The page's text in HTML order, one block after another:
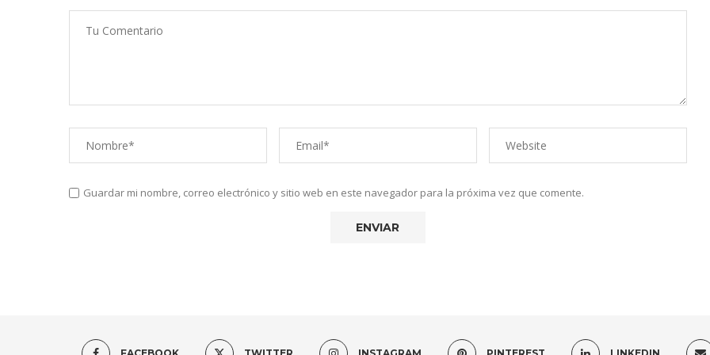
Guardar mi nombre, correo electrónico y sitio web en este navegador para la próxima vez que comente.